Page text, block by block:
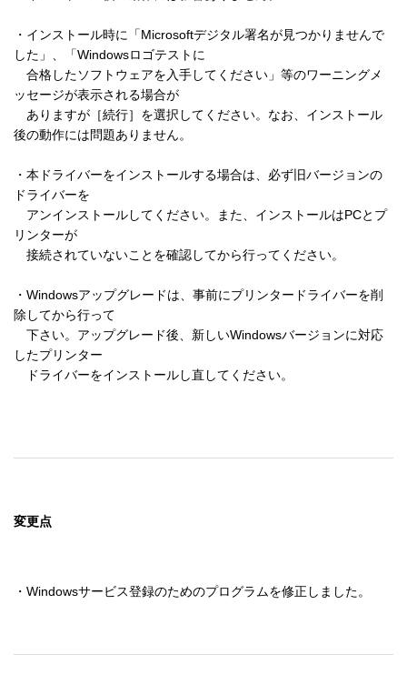
・インストール時に「Microsoftデジタル署名が見つかりませんで
した」、「Windowsロゴテストに
合格したソフトウェアを入手してください」等のワーニングメ
ッセージが表示される場合が
ありますが［続行］を選択してください。なお、インストール
後の動作には問題ありません。
・本ドライバーをインストールする場合は、必ず旧バージョンの
ドライバーを
アンインストールしてください。また、インストールはPCとプ
リンターが
接続されていないことを確認してから行ってください。
・Windowsアップグレードは、事前にプリンタードライバーを削
除してから行って
下さい。アップグレード後、新しいWindowsバージョンに対応
したプリンター
ドライバーをインストールし直してください。
変更点
・Windowsサービス登録のためのプログラムを修正しました。